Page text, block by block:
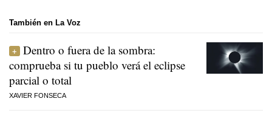
También en La Voz
Dentro o fuera de la sombra:
comprueba si tu pueblo verá el eclipse
parcial o total
XAVIER FONSECA